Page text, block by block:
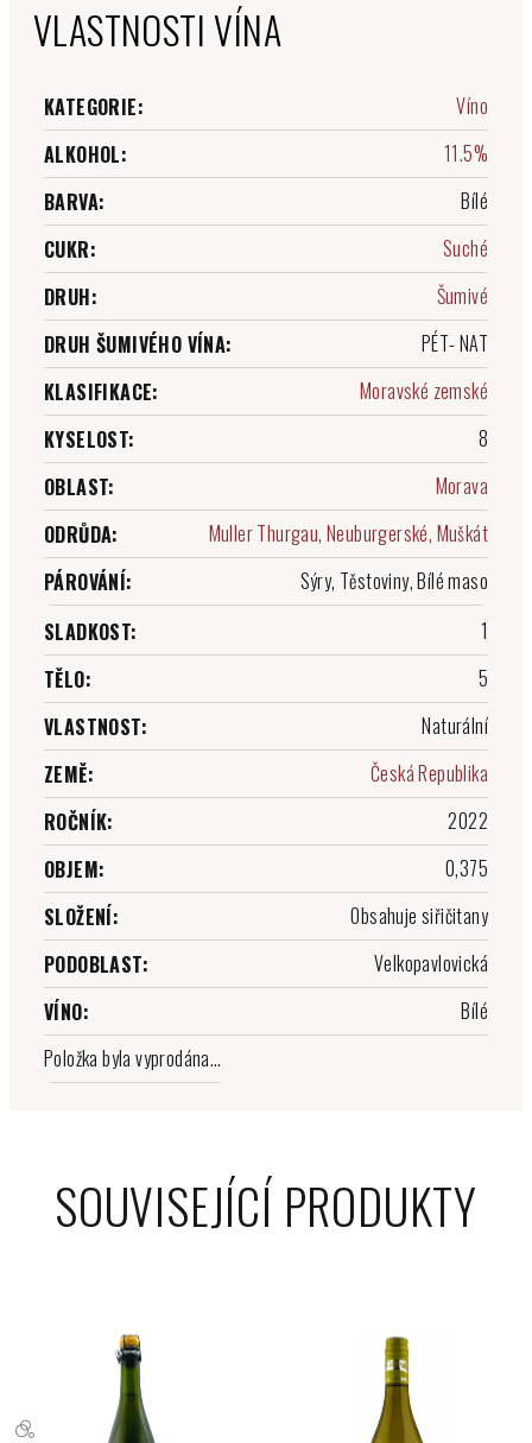
VLASTNOSTI VÍNA
KATEGORIE:
Víno
ALKOHOL:
11.5%
BARVA:
Bílé
CUKR:
Suché
DRUH:
Šumivé
DRUH ŠUMIVÉHO VÍNA:
PÉT- NAT
KLASIFIKACE:
Moravské zemské
KYSELOST:
8
OBLAST:
Morava
ODRŮDA:
Muller Thurgau, Neuburgerské, Muškát
PÁROVÁNÍ:
Sýry, Těstoviny, Bílé maso
SLADKOST:
1
TĚLO:
5
VLASTNOST:
Naturální
ZEMĚ:
Česká Republika
ROČNÍK:
2022
OBJEM:
0,375
SLOŽENÍ:
Obsahuje siřičitany
PODOBLAST:
Velkopavlovická
VÍNO:
Bílé
Položka byla vyprodána…
SOUVISEJÍCÍ PRODUKTY